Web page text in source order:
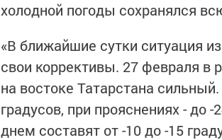
холодной погоды сохранялся
«В ближайшие сутки ситуация
свои коррективы. 27 февраля в
на востоке Татарстана
градусов, при прояснениях -
днем составят от -10 до -15